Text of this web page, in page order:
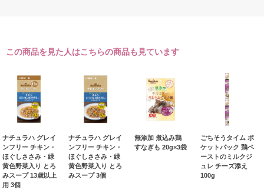
この商品を見た人はこちらの商品も見ています
ナチュラハ グレイ
ンフリー チキン・
ほぐしささみ・緑
黄色野菜入り とろ
みスープ 13歳以上
用 3個
ナチュラハ グレイ
ンフリー チキン・
ほぐしささみ・緑
黄色野菜入り とろ
みスープ 3個
無添加 煮込み鶏
すなぎも 20g×3袋
ごちそうタイム ポ
ケットパック 鶏ペ
ーストのミルクジ
ュレ チーズ添え
100g